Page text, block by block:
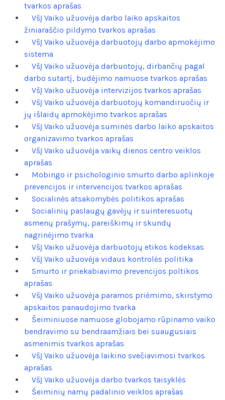
tvarkos aprašas
VšĮ Vaiko užuovėja darbo laiko apskaitos
žiniaraščio pildymo tvarkos aprašas
VšĮ Vaiko užuovėja darbuotojų darbo apmokėjimo
sistema
VšĮ Vaiko užuovėja darbuotojų, dirbančių pagal
darbo sutartį, budėjimo namuose tvarkos aprašas
VšĮ Vaiko užuovėja intervizijos tvarkos aprašas
VšĮ Vaiko užuovėja darbuotojų komandiruočių ir
jų išlaidų apmokėjimo tvarkos aprašas
VšĮ Vaiko užuovėja suminės darbo laiko apskaitos
organizavimo tvarkos aprašas
VšĮ Vaiko užuovėja vaikų dienos centro veiklos
aprašas
Mobingo ir psichologinio smurto darbo aplinkoje
prevencijos ir intervencijos tvarkos aprašas
Socialinės atsakomybės politikos aprašas
Socialinių paslaugų gavėjų ir suinteresuotų
asmenų prašymų, pareiškimų ir skundų
nagrinėjimo tvarka
VšĮ Vaiko užuovėja darbuotojų etikos kodeksas
VšĮ Vaiko užuovėja vidaus kontrolės politika
Smurto ir priekabiavimo prevencijos poltikos
aprašas
VšĮ Vaiko užuovėja paramos priėmimo, skirstymo
apskaitos panaudojimo tvarka
Šeiminiuose namuose globojamo rūpinamo vaiko
bendravimo su bendraamžiais bei suaugusiais
asmenimis tvarkos aprašas
VšĮ Vaiko užuovėja laikino svečiavimosi tvarkos
aprašas
VšĮ Vaiko užuovėja darbo tvarkos taisyklės
Šeiminių namų padalinio veiklos aprašas